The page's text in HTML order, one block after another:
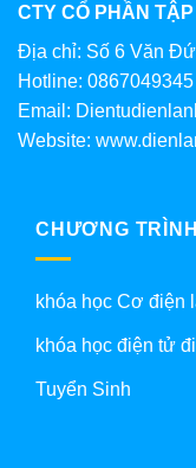
CTY CỔ PHẦN
Địa chỉ: Số 6 Văn
Hotline: 0867049345
Email:
Website:
CHƯƠNG
khóa học Cơ điện
khóa học điện tử
Tuyển Sinh